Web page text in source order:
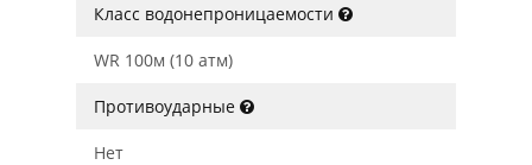
Класс водонепроницаемости
WR 100м (10 атм)
Противоударные
Нет